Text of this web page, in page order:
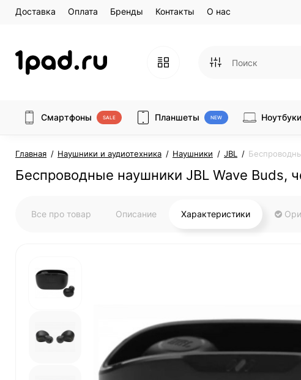
Доставка Оплата Бренды Контакты О нас
Смартфоны SALE Планшеты NEW Ноутбуки
Главная Наушники и аудиотехника Наушники JBL
Беспроводные наушники JBL Wave Buds,
Все про товар Описание Характеристики